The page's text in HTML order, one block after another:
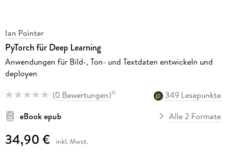
Ian Pointer
PyTorch für Deep Learning
Anwendungen für Bild-, Ton- und Textdaten entwickeln und
deployen
(0 Bewertungen)15
349 Lesepunkte
eBook epub
Alle 2 Formate
34,90 € inkl. Mwst.